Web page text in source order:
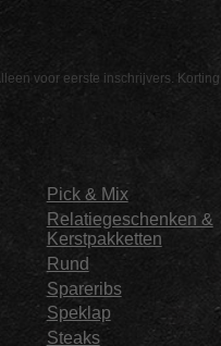
voor eerste inschrijvers.
Pick & Mix
Relatiegeschenken &
Kerstpakketten
Rund
Spareribs
Speklap
Steaks